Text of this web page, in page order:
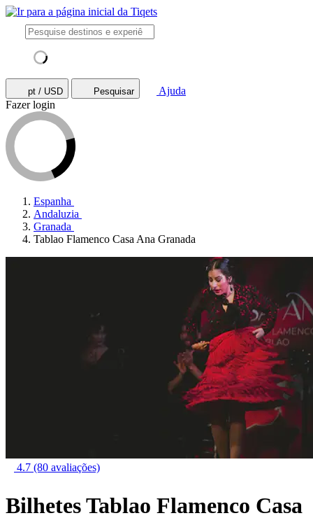
pt / USD Pesquisar
Ajuda
Fazer login
Espanha
Andaluzia
Granada
Tablao Flamenco Casa Ana Granada
4.7 (80 avaliações)
Bilhetes Tablao Flamenco Casa